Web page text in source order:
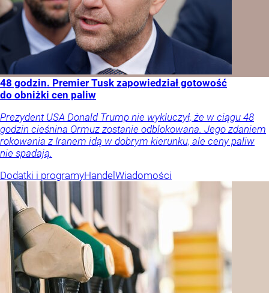
48 godzin. Premier Tusk zapowiedział gotowość
do obniżki cen paliw
Prezydent USA Donald Trump nie wykluczył, że w ciągu 48
godzin cieśnina Ormuz zostanie odblokowana. Jego zdaniem
rokowania z Iranem idą w dobrym kierunku, ale ceny paliw
nie spadają.
Dodatki i programyHandelWiadomości